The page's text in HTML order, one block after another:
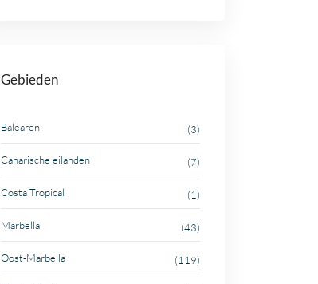
Gebieden
Balearen (3)
Canarische eilanden (7)
Costa Tropical (1)
Marbella (43)
Oost-Marbella (119)